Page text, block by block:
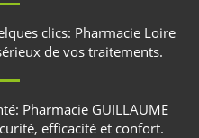
clics: Pharmacie Loire
de vos traitements.
Pharmacie GUILLAUME
efficacité et confort.